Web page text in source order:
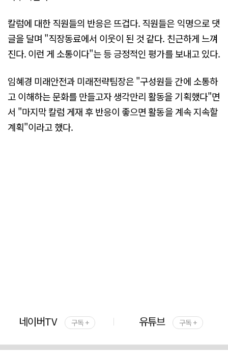
칼럼에 대한 직원들의 반응은 뜨겁다. 직원들은 익명으로 댓
글을 달며 "직장동료에서 이웃이 된 것 같다. 친근하게 느껴
진다. 이런 게 소통이다"는 등 긍정적인 평가를 보내고 있다.
임혜경 미래안전과 미래전략팀장은 "구성원들 간에 소통하
고 이해하는 문화를 만들고자 생각만리 활동을 기획했다"면
서 "마지막 칼럼 게재 후 반응이 좋으면 활동을 계속 지속할
계획"이라고 했다.
네이버TV 구독 + 유튜브 구독 +